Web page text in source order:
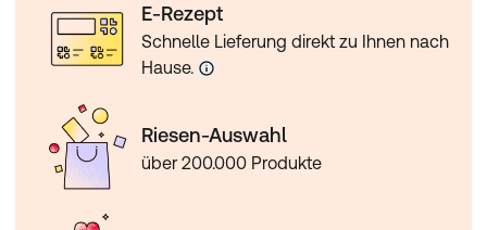
E-Rezept
Schnelle Lieferung direkt zu Ihnen nach
Hause.
Riesen-Auswahl
über 200.000 Produkte